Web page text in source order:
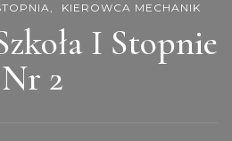
KIEROWCA MECHANIK
I Stopnie
Nr 2